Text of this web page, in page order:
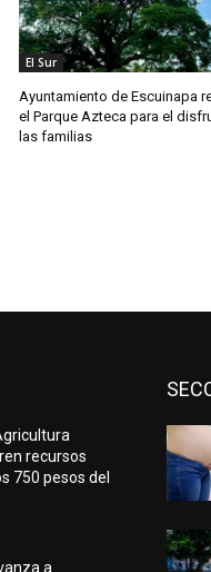
El Sur
Ayuntamiento de Escuinapa
el Parque Azteca para el
las familias
recursos
750 pesos del
a